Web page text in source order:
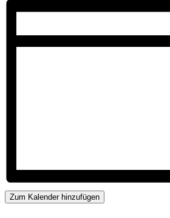
Zum Kalender hinzufügen